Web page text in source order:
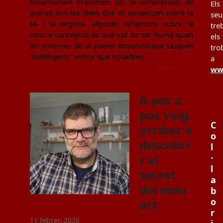
quines son les idees que es socialitzen sobre la
IA i la segona, algunes reflexions sobre la
nostra concepció de què vol dir ser humà quan
els sistemes de IA poden desenvolupar tasques
“intel·ligents” millor que nosaltres.
A poc a
poc vaig
arribar a
descobri
r el
secret
del meu
art
11 febrer, 2026
Els
els
a
C
o
l
·
l
a
b
o
r